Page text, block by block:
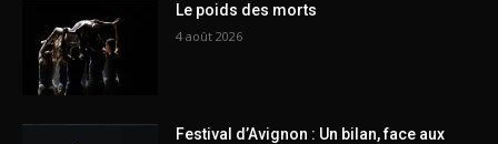
Le poids des morts
4 août 2026
Festival d’Avignon : Un bilan, face aux